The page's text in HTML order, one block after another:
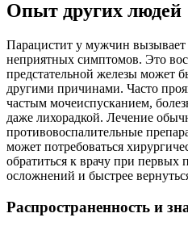
Опыт других людей
Парацистит у мужчин вызывает
неприятных симптомов. Это
предстательной железы может
другими причинами. Часто
частым мочеиспусканием,
даже лихорадкой. Лечение
противовоспалительные
может потребоваться
обратиться к врачу при первых
осложнений и быстрее
Распространенность и